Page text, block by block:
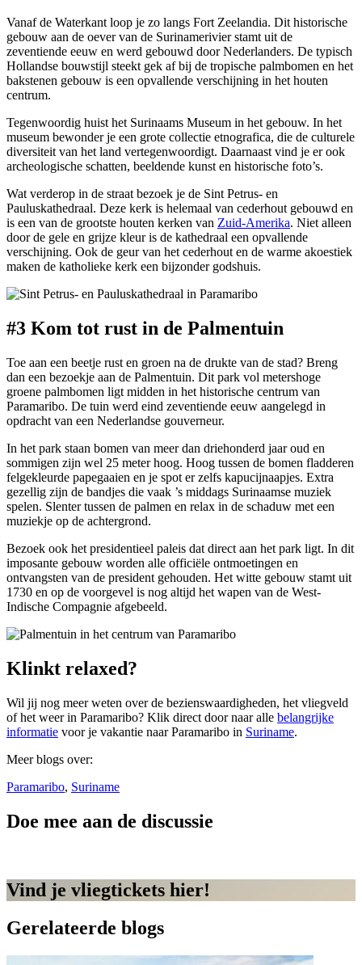
Vanaf de Waterkant loop je zo langs Fort Zeelandia. Dit historische
gebouw aan de oever van de Surinamerivier stamt uit de
zeventiende eeuw en werd gebouwd door Nederlanders. De typisch
Hollandse bouwstijl steekt gek af bij de tropische palmbomen en het
bakstenen gebouw is een opvallende verschijning in het houten
centrum.
Tegenwoordig huist het Surinaams Museum in het gebouw. In het
museum bewonder je een grote collectie etnografica, die de culturele
diversiteit van het land vertegenwoordigt. Daarnaast vind je er ook
archeologische schatten, beeldende kunst en historische foto’s.
Wat verderop in de straat bezoek je de Sint Petrus- en
Pauluskathedraal. Deze kerk is helemaal van cederhout gebouwd en
is een van de grootste houten kerken van Zuid-Amerika. Niet alleen
door de gele en grijze kleur is de kathedraal een opvallende
verschijning. Ook de geur van het cederhout en de warme akoestiek
maken de katholieke kerk een bijzonder godshuis.
#3 Kom tot rust in de Palmentuin
Toe aan een beetje rust en groen na de drukte van de stad? Breng
dan een bezoekje aan de Palmentuin. Dit park vol metershoge
groene palmbomen ligt midden in het historische centrum van
Paramaribo. De tuin werd eind zeventiende eeuw aangelegd in
opdracht van een Nederlandse gouverneur.
In het park staan bomen van meer dan driehonderd jaar oud en
sommigen zijn wel 25 meter hoog. Hoog tussen de bomen fladderen
felgekleurde papegaaien en je spot er zelfs kapucijnaapjes. Extra
gezellig zijn de bandjes die vaak ’s middags Surinaamse muziek
spelen. Slenter tussen de palmen en relax in de schaduw met een
muziekje op de achtergrond.
Bezoek ook het presidentieel paleis dat direct aan het park ligt. In dit
imposante gebouw worden alle officiële ontmoetingen en
ontvangsten van de president gehouden. Het witte gebouw stamt uit
1730 en op de voorgevel is nog altijd het wapen van de West-
Indische Compagnie afgebeeld.
Klinkt relaxed?
Wil jij nog meer weten over de bezienswaardigheden, het vliegveld
of het weer in Paramaribo? Klik direct door naar alle belangrijke
informatie voor je vakantie naar Paramaribo in Suriname.
Meer blogs over:
Paramaribo, Suriname
Doe mee aan de discussie
Vind je vliegtickets hier!
Gerelateerde blogs